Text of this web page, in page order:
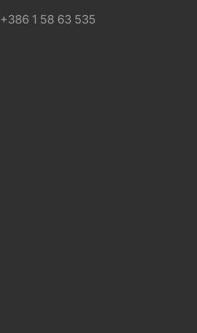
+386 1 58 63 535